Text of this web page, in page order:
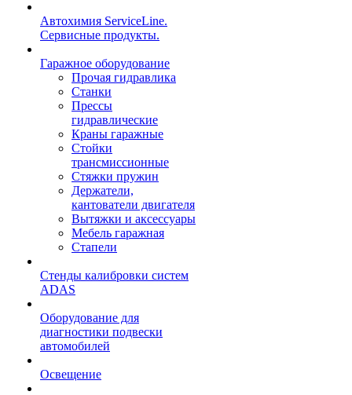
Автохимия ServiceLine.
Сервисные продукты.
Гаражное оборудование
Прочая гидравлика
Станки
Прессы
гидравлические
Краны гаражные
Стойки
трансмиссионные
Стяжки пружин
Держатели,
кантователи двигателя
Вытяжки и аксессуары
Мебель гаражная
Стапели
Стенды калибровки систем
ADAS
Оборудование для
диагностики подвески
автомобилей
Освещение